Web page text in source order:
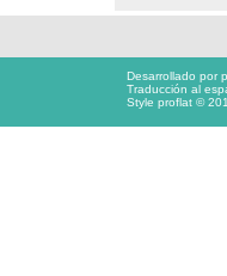
Desarrollado por
Traducción al
Style proflat ©